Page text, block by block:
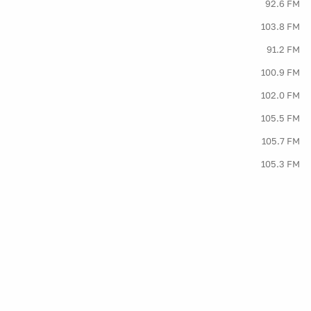
92.6 FM
103.8 FM
91.2 FM
100.9 FM
102.0 FM
105.5 FM
105.7 FM
105.3 FM